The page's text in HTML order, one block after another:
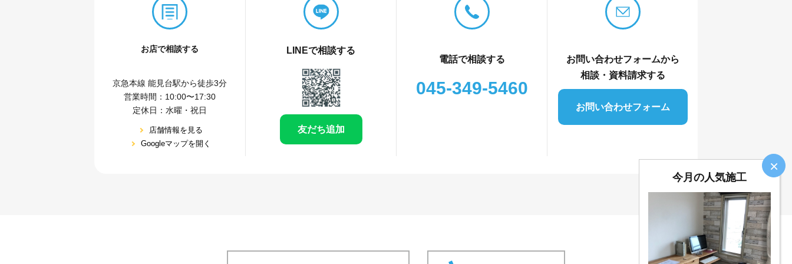
×
今月の人気施工
お店で相談する
京急本線 能⾒台駅から徒歩3分
営業時間：10:00〜17:30
定休⽇：⽔曜・祝⽇
店舗情報を⾒る
Googleマップを開く
LINEで相談する
友だち追加
電話で相談する
045-349-5460
お問い合わせフォームから
相談・資料請求する
お問い合わせフォーム